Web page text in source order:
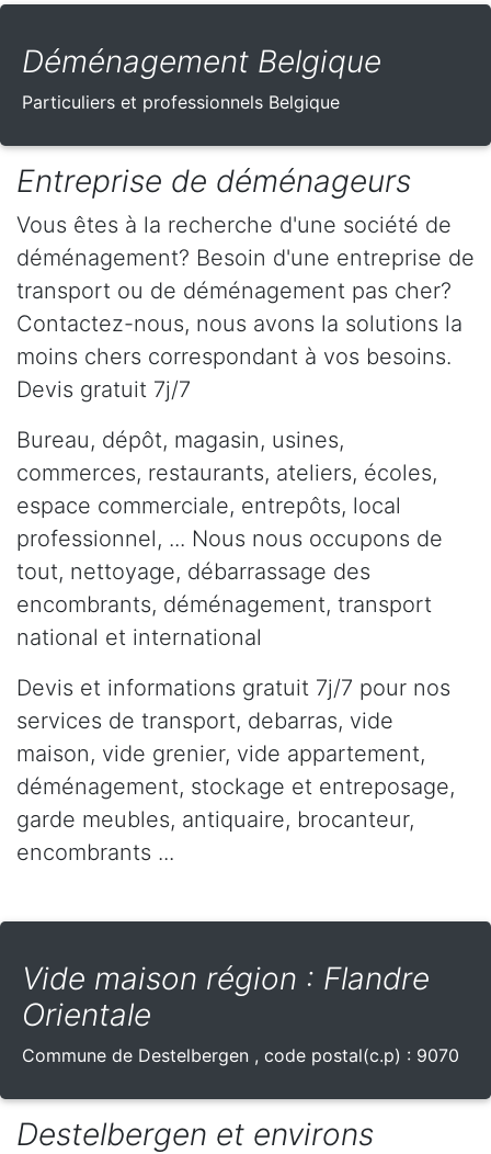
Déménagement Belgique
Particuliers et professionnels Belgique
Entreprise de déménageurs
Vous êtes à la recherche d'une société de
déménagement? Besoin d'une entreprise de
transport ou de déménagement pas cher?
Contactez-nous, nous avons la solutions la
moins chers correspondant à vos besoins.
Devis gratuit 7j/7
Bureau, dépôt, magasin, usines,
commerces, restaurants, ateliers, écoles,
espace commerciale, entrepôts, local
professionnel, ... Nous nous occupons de
tout, nettoyage, débarrassage des
encombrants, déménagement, transport
national et international
Devis et informations gratuit 7j/7 pour nos
services de transport, debarras, vide
maison, vide grenier, vide appartement,
déménagement, stockage et entreposage,
garde meubles, antiquaire, brocanteur,
encombrants ...
Vide maison région : Flandre
Orientale
Commune de Destelbergen , code postal(c.p) : 9070
Destelbergen et environs